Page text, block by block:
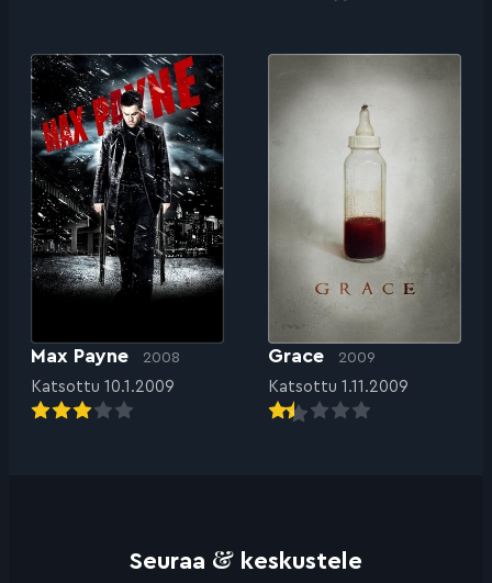
Max Payne 2008
Katsottu 10.1.2009
Grace 2009
Katsottu 1.11.2009
Seuraa & keskustele